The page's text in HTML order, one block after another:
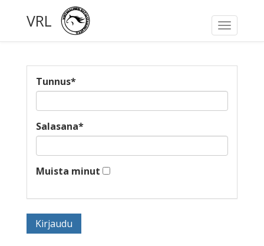
Toggle
VRL
Tunnus*
Salasana*
Muista minut